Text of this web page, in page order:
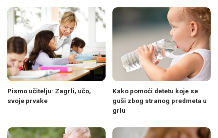
Pismo učitelju: Zagrli, učo,
svoje prvake
Kako pomoći detetu koje se
guši zbog stranog predmeta u
grlu